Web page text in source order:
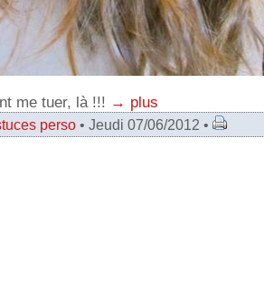
me tuer, là !!! → plus
perso • Jeudi 07/06/2012 •